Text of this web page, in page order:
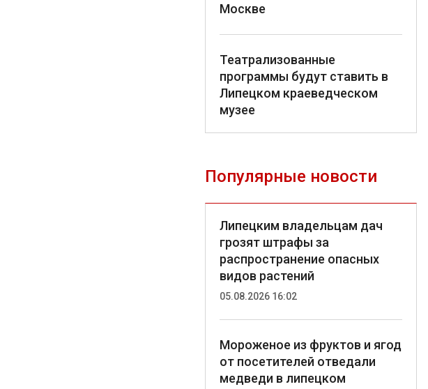
Москве
Театрализованные
программы будут ставить в
Липецком краеведческом
музее
Популярные новости
Липецким владельцам дач
грозят штрафы за
распространение опасных
видов растений
05.08.2026 16:02
Мороженое из фруктов и ягод
от посетителей отведали
медведи в липецком